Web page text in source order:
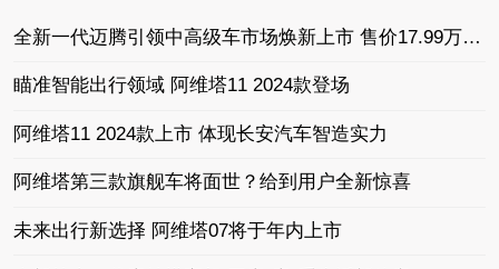
全新一代迈腾引领中高级车市场焕新上市 售价17.99万-24.69万
瞄准智能出行领域 阿维塔11 2024款登场
阿维塔11 2024款上市 体现长安汽车智造实力
阿维塔第三款旗舰车将面世？给到用户全新惊喜
未来出行新选择 阿维塔07将于年内上市